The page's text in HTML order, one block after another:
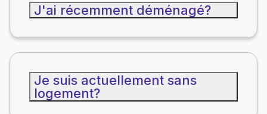
J'ai récemment déménagé?
Je suis actuellement sans
logement?